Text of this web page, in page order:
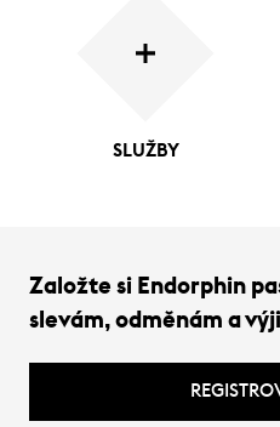
SLUŽBY
Založte si Endorphin
slevám, odměnám a